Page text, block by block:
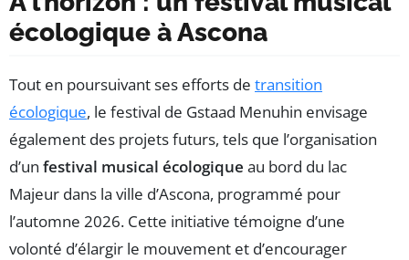
écologique à Ascona
Tout en poursuivant ses efforts de transition
écologique, le festival de Gstaad Menuhin envisage
également des projets futurs, tels que l’organisation
d’un festival musical écologique au bord du lac
Majeur dans la ville d’Ascona, programmé pour
l’automne 2026. Cette initiative témoigne d’une
volonté d’élargir le mouvement et d’encourager